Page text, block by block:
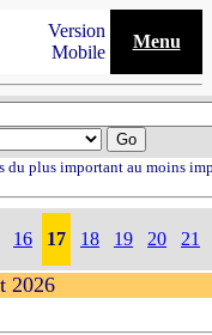
Version
Mobile
Menu
du plus important au moins
16 17 18 19 20 21
2026